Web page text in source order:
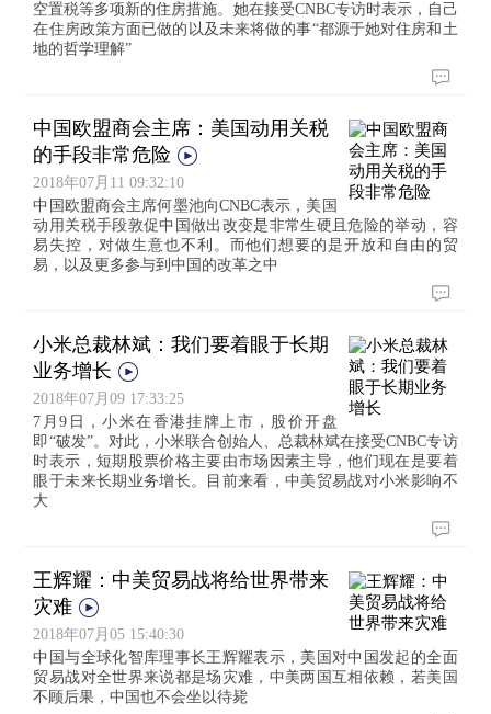
空置税等多项新的住房措施。她在接受CNBC专访时表示，自己
在住房政策方面已做的以及未来将做的事“都源于她对住房和土
地的哲学理解”
中国欧盟商会主席：美国动用关税
的手段非常危险
2018年07月11 09:32:10
中国欧盟商会主席何墨池向CNBC表示，美国
动用关税手段敦促中国做出改变是非常生硬且危险的举动，容
易失控，对做生意也不利。而他们想要的是开放和自由的贸
易，以及更多参与到中国的改革之中
小米总裁林斌：我们要着眼于长期
业务增长
2018年07月09 17:33:25
7月9日，小米在香港挂牌上市，股价开盘
即“破发”。对此，小米联合创始人、总裁林斌在接受CNBC专访
时表示，短期股票价格主要由市场因素主导，他们现在是要着
眼于未来长期业务增长。目前来看，中美贸易战对小米影响不
大
王辉耀：中美贸易战将给世界带来
灾难
2018年07月05 15:40:30
中国与全球化智库理事长王辉耀表示，美国对中国发起的全面
贸易战对全世界来说都是场灾难，中美两国互相依赖，若美国
不顾后果，中国也不会坐以待毙